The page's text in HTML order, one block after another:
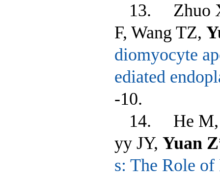
13. Zhuo
F, Wang TZ,
diomyocyte
ediated
-10.
14. He M,
yy JY, Yuan
s: The Role